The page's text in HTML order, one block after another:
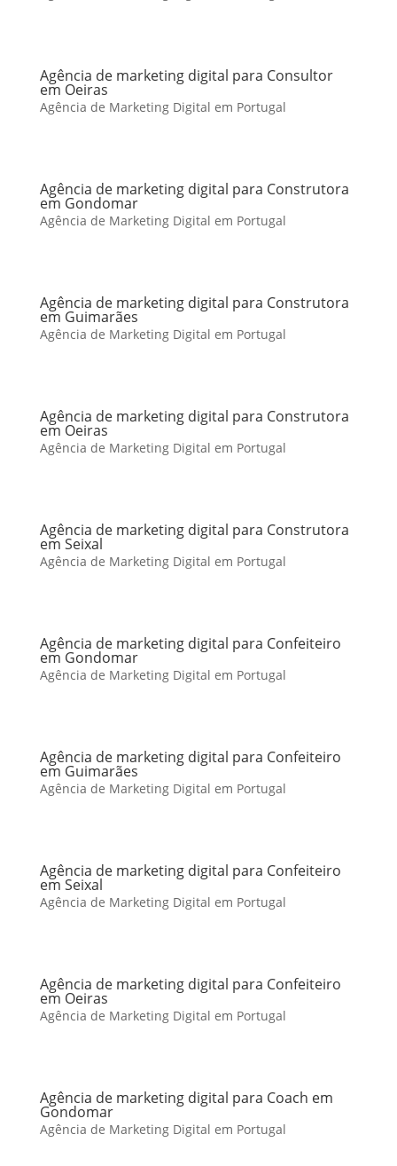
Agência de marketing digital para Consultor
em Oeiras
Agência de Marketing Digital em Portugal
Agência de marketing digital para Construtora
em Gondomar
Agência de Marketing Digital em Portugal
Agência de marketing digital para Construtora
em Guimarães
Agência de Marketing Digital em Portugal
Agência de marketing digital para Construtora
em Oeiras
Agência de Marketing Digital em Portugal
Agência de marketing digital para Construtora
em Seixal
Agência de Marketing Digital em Portugal
Agência de marketing digital para Confeiteiro
em Gondomar
Agência de Marketing Digital em Portugal
Agência de marketing digital para Confeiteiro
em Guimarães
Agência de Marketing Digital em Portugal
Agência de marketing digital para Confeiteiro
em Seixal
Agência de Marketing Digital em Portugal
Agência de marketing digital para Confeiteiro
em Oeiras
Agência de Marketing Digital em Portugal
Agência de marketing digital para Coach em
Gondomar
Agência de Marketing Digital em Portugal